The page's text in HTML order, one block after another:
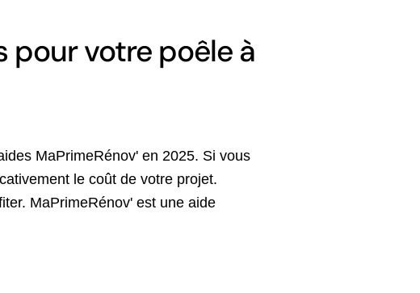
pour votre poêle à
MaPrimeRénov' en 2025. Si vous
le coût de votre projet.
MaPrimeRénov' est une aide